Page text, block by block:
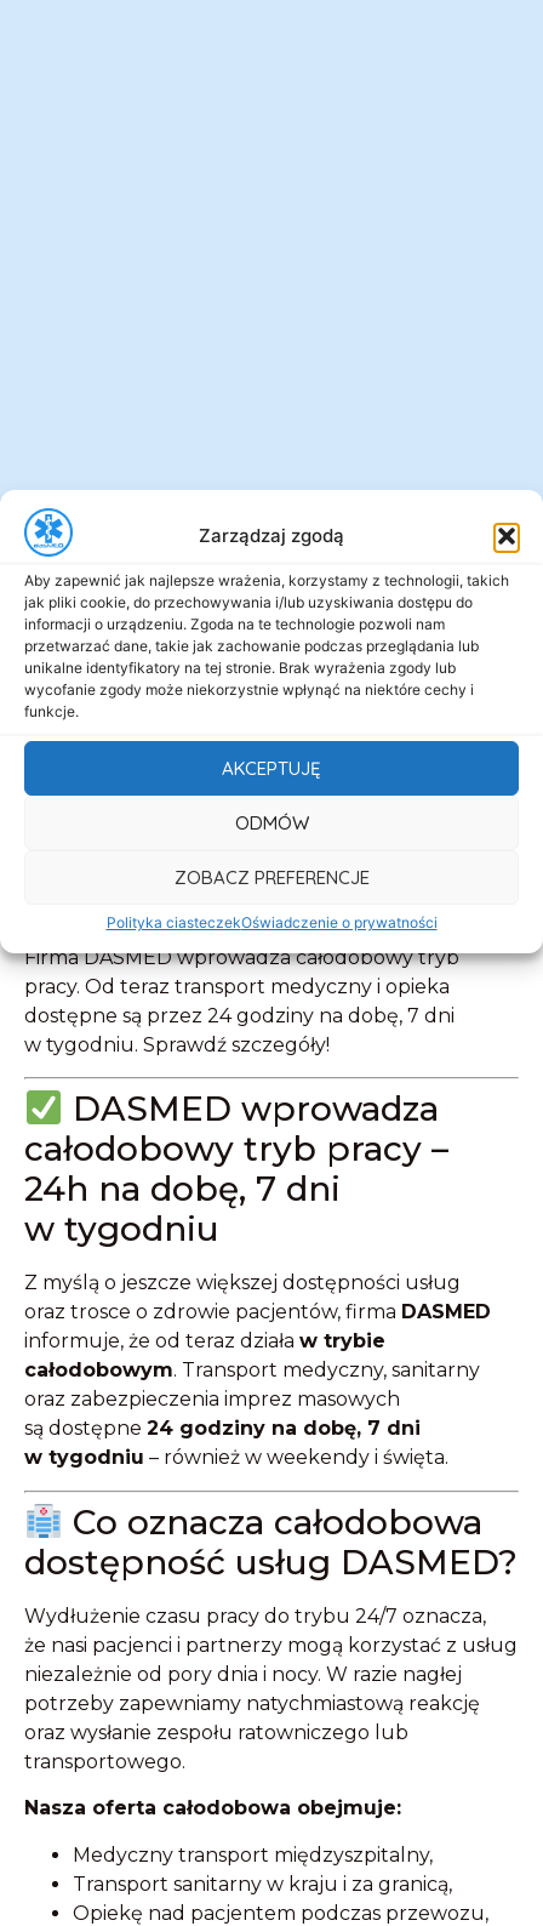
Zarządzaj zgodą
Aby zapewnić jak najlepsze wrażenia, korzystamy z technologii, takich
jak pliki cookie, do przechowywania i/lub uzyskiwania dostępu do
informacji o urządzeniu. Zgoda na te technologie pozwoli nam
przetwarzać dane, takie jak zachowanie podczas przeglądania lub
unikalne identyfikatory na tej stronie. Brak wyrażenia zgody lub
wycofanie zgody może niekorzystnie wpłynąć na niektóre cechy i
funkcje.
AKCEPTUJĘ
ODMÓW
ZOBACZ PREFERENCJE
Polityka ciasteczekOświadczenie o prywatności
Firma DASMED wprowadza całodobowy tryb
pracy. Od teraz transport medyczny i opieka
dostępne są przez 24 godziny na dobę, 7 dni
w tygodniu. Sprawdź szczegóły!
DASMED wprowadza
całodobowy tryb pracy –
24h na dobę, 7 dni
w tygodniu
Z myślą o jeszcze większej dostępności usług
oraz trosce o zdrowie pacjentów, firma DASMED
informuje, że od teraz działa w trybie
całodobowym. Transport medyczny, sanitarny
oraz zabezpieczenia imprez masowych
są dostępne 24 godziny na dobę, 7 dni
w tygodniu – również w weekendy i święta.
Co oznacza całodobowa
dostępność usług DASMED?
Wydłużenie czasu pracy do trybu 24/7 oznacza,
że nasi pacjenci i partnerzy mogą korzystać z usług
niezależnie od pory dnia i nocy. W razie nagłej
potrzeby zapewniamy natychmiastową reakcję
oraz wysłanie zespołu ratowniczego lub
transportowego.
Nasza oferta całodobowa obejmuje:
Medyczny transport międzyszpitalny,
Transport sanitarny w kraju i za granicą,
Opiekę nad pacjentem podczas przewozu,